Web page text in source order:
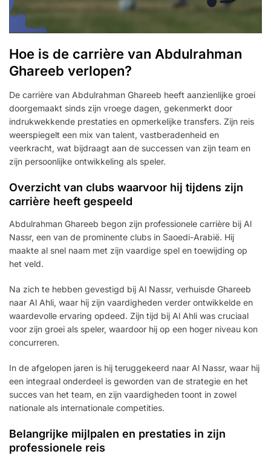
Hoe is de carrière van Abdulrahman
Ghareeb verlopen?
De carrière van Abdulrahman Ghareeb heeft aanzienlijke groei
doorgemaakt sinds zijn vroege dagen, gekenmerkt door
indrukwekkende prestaties en opmerkelijke transfers. Zijn reis
weerspiegelt een mix van talent, vastberadenheid en
veerkracht, wat bijdraagt aan de successen van zijn team en
zijn persoonlijke ontwikkeling als speler.
Overzicht van clubs waarvoor hij tijdens zijn
carrière heeft gespeeld
Abdulrahman Ghareeb begon zijn professionele carrière bij Al
Nassr, een van de prominente clubs in Saoedi-Arabië. Hij
maakte al snel naam met zijn vaardige spel en toewijding op
het veld.
Na zich te hebben gevestigd bij Al Nassr, verhuisde Ghareeb
naar Al Ahli, waar hij zijn vaardigheden verder ontwikkelde en
waardevolle ervaring opdeed. Zijn tijd bij Al Ahli was cruciaal
voor zijn groei als speler, waardoor hij op een hoger niveau kon
concurreren.
In de afgelopen jaren is hij teruggekeerd naar Al Nassr, waar hij
een integraal onderdeel is geworden van de strategie en het
succes van het team, en zijn vaardigheden toont in zowel
nationale als internationale competities.
Belangrijke mijlpalen en prestaties in zijn
professionele reis